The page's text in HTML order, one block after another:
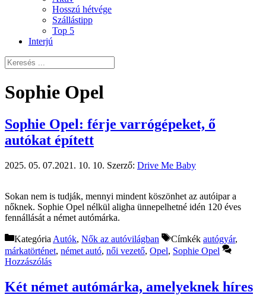
Hosszú hétvége
Szállástipp
Top 5
Interjú
Sophie Opel
Sophie Opel: férje varrógépeket, ő
autókat épített
2025. 05. 07.2021. 10. 10. Szerző: Drive Me Baby
Sokan nem is tudják, mennyi mindent köszönhet az autóipar a
nőknek. Sophie Opel nélkül aligha ünnepelhetné idén 120 éves
fennállását a német autómárka.
Kategória Autók, Nők az autóvilágban Címkék autógyár,
márkatörténet, német autó, női vezető, Opel, Sophie Opel
Hozzászólás
Két német autómárka, amelyeknek híres